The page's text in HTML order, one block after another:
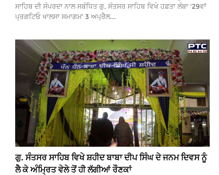
ਸਾਹਿਬ ਦੀ ਸੰਪਰਦਾ ਨਾਲ ਸਬੰਧਿਤ ਗੁ. ਸੰਤਸਰ ਸਾਹਿਬ ਵਿਖੇ ਹਫ਼ਤਾ ਲੰਬਾ '29ਵਾਂ
ਪ੍ਰਗਟਿਓ ਖਾਲਸਾ ਸਮਾਗਮ' 3 ਅਪ੍ਰੈਲ...
ਗੁ. ਸੰਤਸਰ ਸਾਹਿਬ ਵਿਖੇ ਸ਼ਹੀਦ ਬਾਬਾ ਦੀਪ ਸਿੰਘ ਦੇ ਜਨਮ ਦਿਵਸ ਨੂੰ
ਲੈ ਕੇ ਅੰਮ੍ਰਿਤ ਵੇਲੇ ਤੋਂ ਹੀ ਲੱਗੀਆਂ ਰੌਣਕਾਂ